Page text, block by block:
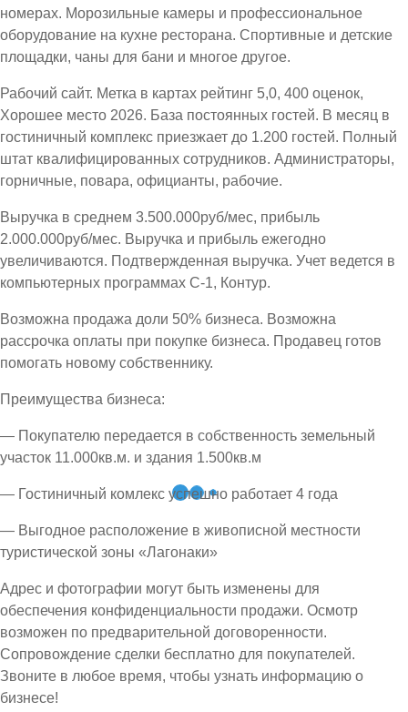
номерах. Морозильные камеры и профессиональное
оборудование на кухне ресторана. Спортивные и детские
площадки, чаны для бани и многое другое.
Рабочий сайт. Метка в картах рейтинг 5,0, 400 оценок,
Хорошее место 2026. База постоянных гостей. В месяц в
гостиничный комплекс приезжает до 1.200 гостей. Полный
штат квалифицированных сотрудников. Администраторы,
горничные, повара, официанты, рабочие.
Выручка в среднем 3.500.000руб/мес, прибыль
2.000.000руб/мес. Выручка и прибыль ежегодно
увеличиваются. Подтвержденная выручка. Учет ведется в
компьютерных программах С-1, Контур.
Возможна продажа доли 50% бизнеса. Возможна
рассрочка оплаты при покупке бизнеса. Продавец готов
помогать новому собственнику.
Преимущества бизнеса:
— Покупателю передается в собственность земельный
участок 11.000кв.м. и здания 1.500кв.м
— Гостиничный комлекс успешно работает 4 года
— Выгодное расположение в живописной местности
туристической зоны «Лагонаки»
Адрес и фотографии могут быть изменены для
обеспечения конфиденциальности продажи. Осмотр
возможен по предварительной договоренности.
Сопровождение сделки бесплатно для покупателей.
Звоните в любое время, чтобы узнать информацию о
бизнесе!